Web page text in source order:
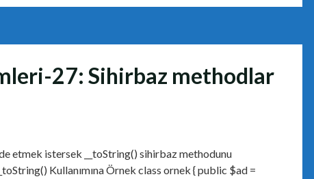
27: Sihirbaz methodlar
etmek istersek __toString() sihirbaz methodunu
Kullanımına Örnek class ornek { public $ad =